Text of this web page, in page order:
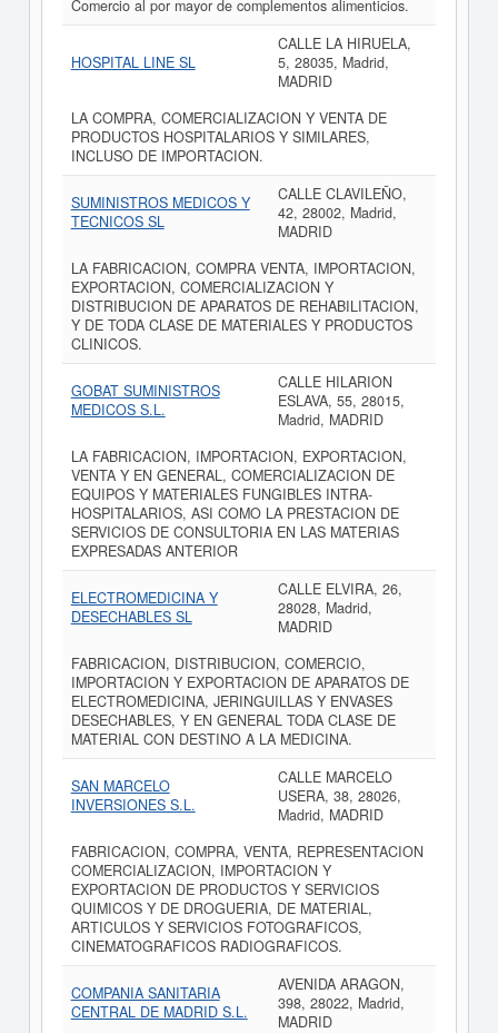
Comercio al por mayor de complementos alimenticios.
HOSPITAL LINE SL
CALLE LA HIRUELA,
5, 28035, Madrid,
MADRID
LA COMPRA, COMERCIALIZACION Y VENTA DE
PRODUCTOS HOSPITALARIOS Y SIMILARES,
INCLUSO DE IMPORTACION.
SUMINISTROS MEDICOS Y
TECNICOS SL
CALLE CLAVILEÑO,
42, 28002, Madrid,
MADRID
LA FABRICACION, COMPRA VENTA, IMPORTACION,
EXPORTACION, COMERCIALIZACION Y
DISTRIBUCION DE APARATOS DE REHABILITACION,
Y DE TODA CLASE DE MATERIALES Y PRODUCTOS
CLINICOS.
GOBAT SUMINISTROS
MEDICOS S.L.
CALLE HILARION
ESLAVA, 55, 28015,
Madrid, MADRID
LA FABRICACION, IMPORTACION, EXPORTACION,
VENTA Y EN GENERAL, COMERCIALIZACION DE
EQUIPOS Y MATERIALES FUNGIBLES INTRA-
HOSPITALARIOS, ASI COMO LA PRESTACION DE
SERVICIOS DE CONSULTORIA EN LAS MATERIAS
EXPRESADAS ANTERIOR
ELECTROMEDICINA Y
DESECHABLES SL
CALLE ELVIRA, 26,
28028, Madrid,
MADRID
FABRICACION, DISTRIBUCION, COMERCIO,
IMPORTACION Y EXPORTACION DE APARATOS DE
ELECTROMEDICINA, JERINGUILLAS Y ENVASES
DESECHABLES, Y EN GENERAL TODA CLASE DE
MATERIAL CON DESTINO A LA MEDICINA.
SAN MARCELO
INVERSIONES S.L.
CALLE MARCELO
USERA, 38, 28026,
Madrid, MADRID
FABRICACION, COMPRA, VENTA, REPRESENTACION
COMERCIALIZACION, IMPORTACION Y
EXPORTACION DE PRODUCTOS Y SERVICIOS
QUIMICOS Y DE DROGUERIA, DE MATERIAL,
ARTICULOS Y SERVICIOS FOTOGRAFICOS,
CINEMATOGRAFICOS RADIOGRAFICOS.
COMPANIA SANITARIA
CENTRAL DE MADRID S.L.
AVENIDA ARAGON,
398, 28022, Madrid,
MADRID